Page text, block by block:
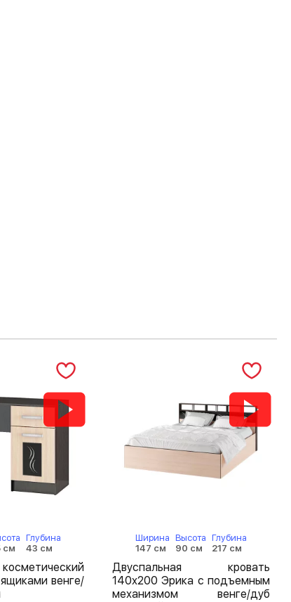
см
Глубина
43 см
венге/
Ширина
147 см
Высота
90 см
Глубина
217 см
Двуспальная кровать
140х200 Эрика с подъемным
механизмом венге/дуб